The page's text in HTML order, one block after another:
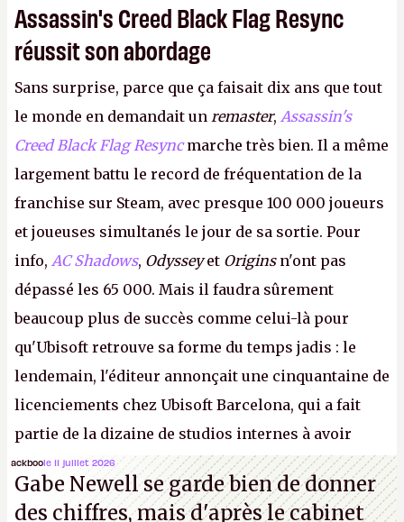
Assassin's Creed Black Flag Resync
réussit son abordage
Sans surprise, parce que ça faisait dix ans que tout
le monde en demandait un remaster, Assassin's
Creed Black Flag Resyncmarche très bien. Il a même
largement battu le record de fréquentation de la
franchise sur Steam, avec presque 100 000 joueurs
et joueuses simultanés le jour de sa sortie. Pour
info, AC Shadows, Odysseyet Originsn'ont pas
dépassé les 65 000. Mais il faudra sûrement
beaucoup plus de succès comme celui-là pour
qu'Ubisoft retrouve sa forme du temps jadis : le
lendemain, l'éditeur annonçait une cinquantaine de
licenciements chez Ubisoft Barcelona, qui a fait
partie de la dizaine de studios internes à avoir
travaillé sur cetAssassin's Creedsous la direction
d'Ubisoft Singapour.A.
ackboole 11 juillet 2026
Gabe Newell se garde bien de donner
des chiffres, mais d'après le cabinet